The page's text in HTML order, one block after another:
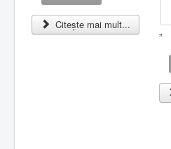
Citește mai mult...
„